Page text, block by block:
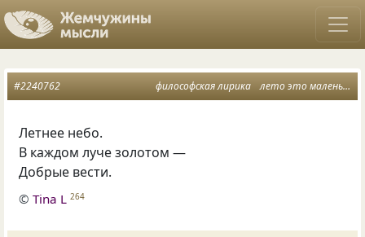
философская лирика лето это маленькая жизнь
#2240762
Летнее небо.
В каждом луче золотом —
Добрые вести.
©Tina L 264